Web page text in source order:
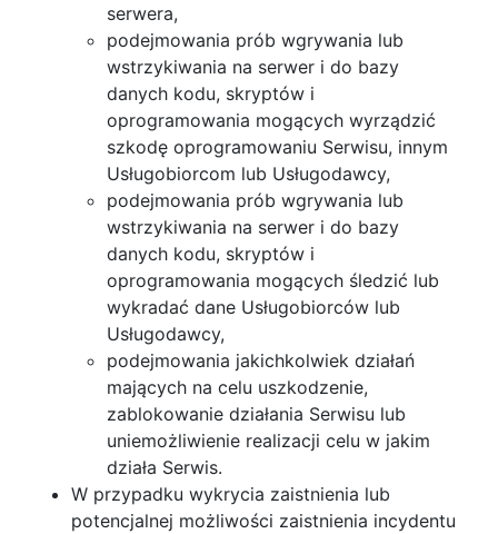
serwera,
podejmowania prób wgrywania lub
wstrzykiwania na serwer i do bazy
danych kodu, skryptów i
oprogramowania mogących wyrządzić
szkodę oprogramowaniu Serwisu, innym
Usługobiorcom lub Usługodawcy,
podejmowania prób wgrywania lub
wstrzykiwania na serwer i do bazy
danych kodu, skryptów i
oprogramowania mogących śledzić lub
wykradać dane Usługobiorców lub
Usługodawcy,
podejmowania jakichkolwiek działań
mających na celu uszkodzenie,
zablokowanie działania Serwisu lub
uniemożliwienie realizacji celu w jakim
działa Serwis.
W przypadku wykrycia zaistnienia lub
potencjalnej możliwości zaistnienia incydentu